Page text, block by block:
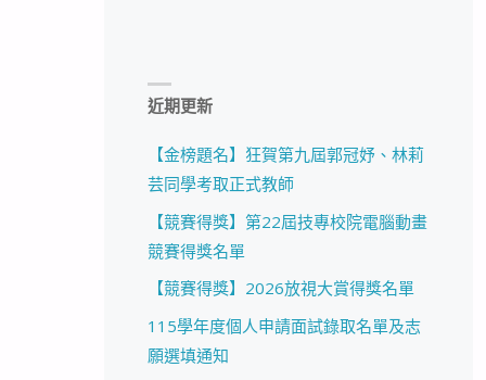
近期更新
【金榜題名】狂賀第九屆郭冠妤、林莉
芸同學考取正式教師
【競賽得獎】第22屆技專校院電腦動畫
競賽得獎名單
【競賽得獎】2026放視大賞得獎名單
115學年度個人申請面試錄取名單及志
願選填通知